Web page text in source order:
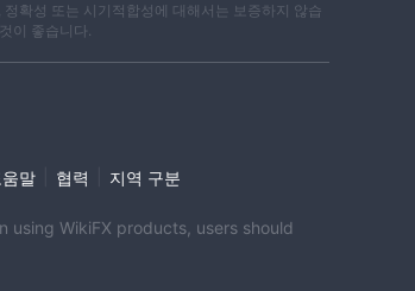
확성 또는 시기적합성에 대해서는 보증하지 않습
이 좋습니다.
말 협력 지역 구분
using WikiFX products, users should